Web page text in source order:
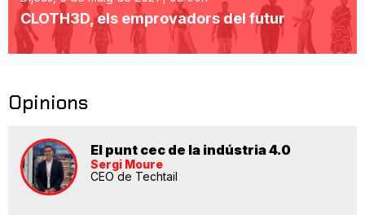
CLOTH3D, els emprovadors del futur
Opinions
El punt cec de la indústria 4.0
Sergi Moure
CEO de Techtail